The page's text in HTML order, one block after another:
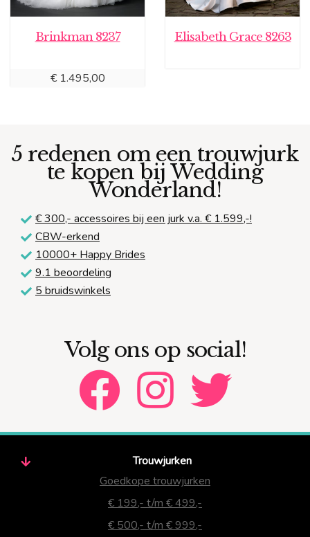
Brinkman 8237
€1.495,00
Elisabeth Grace 8263
5 redenen om een trouwjurk
te kopen bij Wedding
Wonderland!
€ 300,- accessoires bij een jurk v.a. € 1.599,-!
CBW-erkend
10000+ Happy Brides
9.1 beoordeling
5 bruidswinkels
Volg ons op social!
Trouwjurken
Goedkope trouwjurken
€ 199,- t/m € 499,-
€ 500,- t/m € 999,-